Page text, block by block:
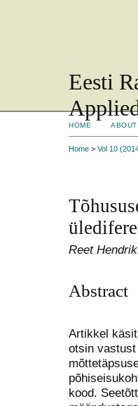
Eesti
HOME ABOUT
Home > Vol 10
Reet
Abstract
Artikkel
otsin
kood.